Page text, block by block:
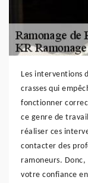
Les interventions
crasses qui
fonctionner
ce genre de
réaliser ces
contacter des
ramoneurs. Donc,
votre confiance